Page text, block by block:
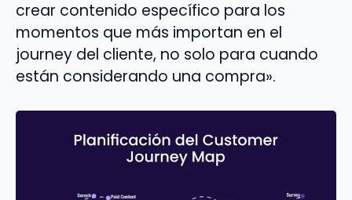
crear contenido específico para los
momentos que más importan en el
journey del cliente, no solo para cuando
están considerando una compra».